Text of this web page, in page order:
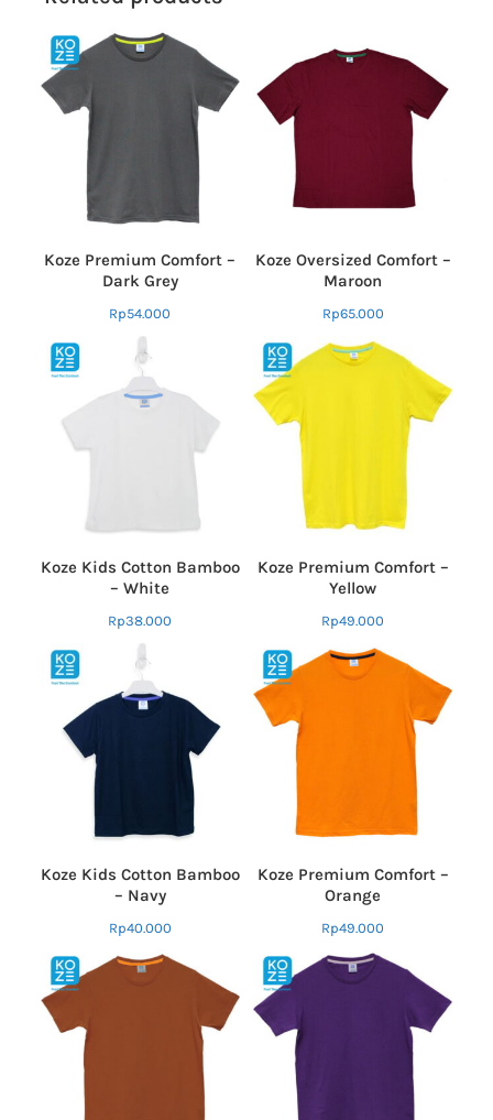
Koze Premium Comfort –
Dark Grey
Rp54.000
Koze Oversized Comfort –
Maroon
Rp65.000
Koze Kids Cotton Bamboo
– White
Rp38.000
Koze Premium Comfort –
Yellow
Rp49.000
Koze Kids Cotton Bamboo
– Navy
Rp40.000
Koze Premium Comfort –
Orange
Rp49.000